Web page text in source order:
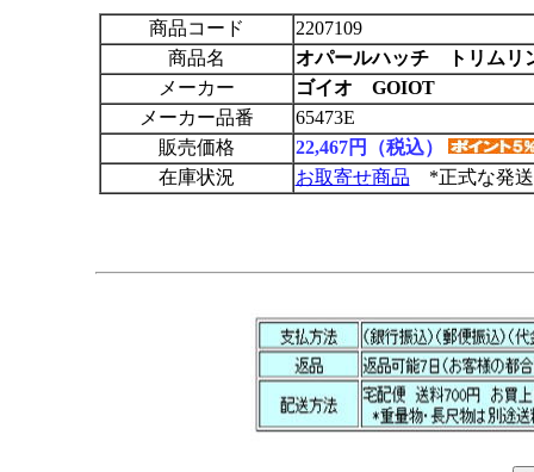
商品コード
2207109
商品名
オパールハッチ トリムリ
メーカー
ゴイオ GOIOT
メーカー品番
65473E
販売価格
22,467円（税込）
在庫状況
お取寄せ商品 *正式な発送